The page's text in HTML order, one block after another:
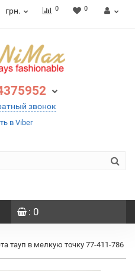
грн. 0 0
звонок
в Viber
: 0
тауп в мелкую точку 77-411-786